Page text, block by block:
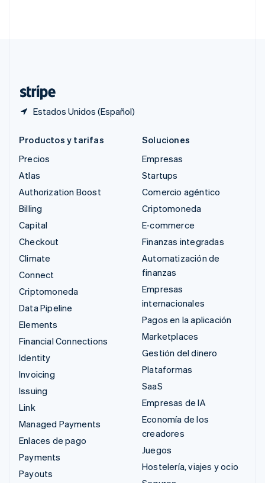
Estados Unidos (Español)
Productos y tarifas
Precios
Atlas
Authorization Boost
Billing
Capital
Checkout
Climate
Connect
Criptomoneda
Data Pipeline
Elements
Financial Connections
Identity
Invoicing
Issuing
Link
Managed Payments
Enlaces de pago
Payments
Payouts
Soluciones
Empresas
Startups
Comercio agéntico
Criptomoneda
E-commerce
Finanzas integradas
Automatización de
finanzas
Empresas
internacionales
Pagos en la aplicación
Marketplaces
Gestión del dinero
Plataformas
SaaS
Empresas de IA
Economía de los
creadores
Juegos
Hostelería, viajes y ocio